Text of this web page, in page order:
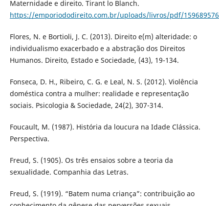
Maternidade e direito. Tirant lo Blanch.
https://emporiododireito.com.br/uploads/livros/pdf/
Flores, N. e Bortioli, J. C. (2013). Direito e(m) alteridade: o
individualismo exacerbado e a abstração dos Direitos
Humanos. Direito, Estado e Sociedade, (43), 19-134.
Fonseca, D. H., Ribeiro, C. G. e Leal, N. S. (2012). Violência
doméstica contra a mulher: realidade e representação
sociais. Psicologia & Sociedade, 24(2), 307-314.
Foucault, M. (1987). História da loucura na Idade Clássica.
Perspectiva.
Freud, S. (1905). Os três ensaios sobre a teoria da
sexualidade. Companhia das Letras.
Freud, S. (1919). “Batem numa criança”: contribuição ao